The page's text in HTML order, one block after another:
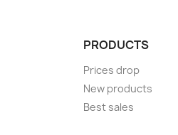
PRODUCTS
Prices drop
New products
Best sales